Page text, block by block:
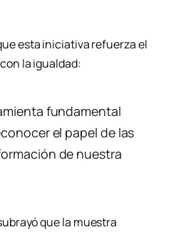
esta iniciativa refuerza el
la igualdad:
fundamental
el papel de las
de nuestra
que la muestra